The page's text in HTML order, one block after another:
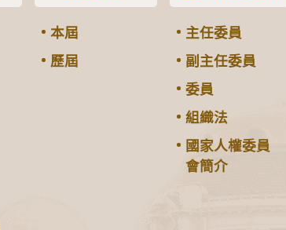
本屆
歷屆
主任委員
副主任委員
委員
組織法
國家人權委員
會簡介